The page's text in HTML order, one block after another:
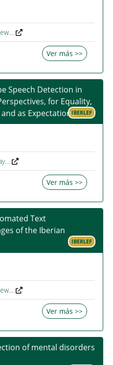
Ver más >>
Speech Detection in
for Equality,
as ExpectationsIBERLEF
Ver más >>
Text
of the Iberian
IBERLEF
Ver más >>
of mental disorders